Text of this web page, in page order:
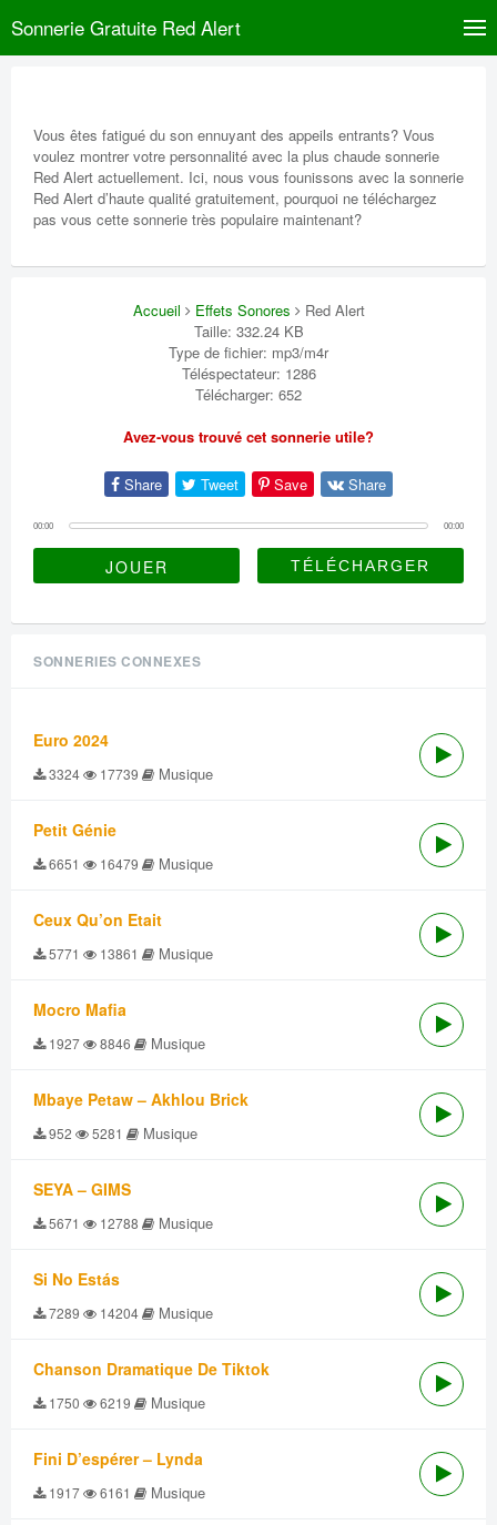
Sonnerie Gratuite Red Alert
Vous êtes fatigué du son ennuyant des appeils entrants? Vous
voulez montrer votre personnalité avec la plus chaude sonnerie
Red Alert actuellement. Ici, nous vous founissons avec la sonnerie
Red Alert d’haute qualité gratuitement, pourquoi ne téléchargez
pas vous cette sonnerie très populaire maintenant?
Accueil Effets Sonores
Red Alert
Taille: 332.24 KB
Type de fichier: mp3/m4r
Téléspectateur: 1286
Télécharger: 652
Avez-vous trouvé cet sonnerie utile?
Share Tweet Save Share
00:00 00:00
JOUER
SONNERIES CONNEXES
Euro 2024
3324 17739 Musique
Petit Génie
6651 16479 Musique
Ceux Qu’on Etait
5771 13861 Musique
Mocro Mafia
1927 8846 Musique
Mbaye Petaw – Akhlou Brick
952 5281 Musique
SEYA – GIMS
5671 12788 Musique
Si No Estás
7289 14204 Musique
Chanson Dramatique De Tiktok
1750 6219 Musique
Fini D’espérer – Lynda
1917 6161 Musique